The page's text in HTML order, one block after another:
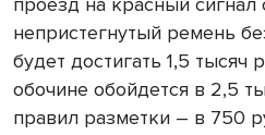
непристегнутый ремень
будет достигать 1,5 тысяч
обочине обойдется в 2,5
правил разметки – в 750